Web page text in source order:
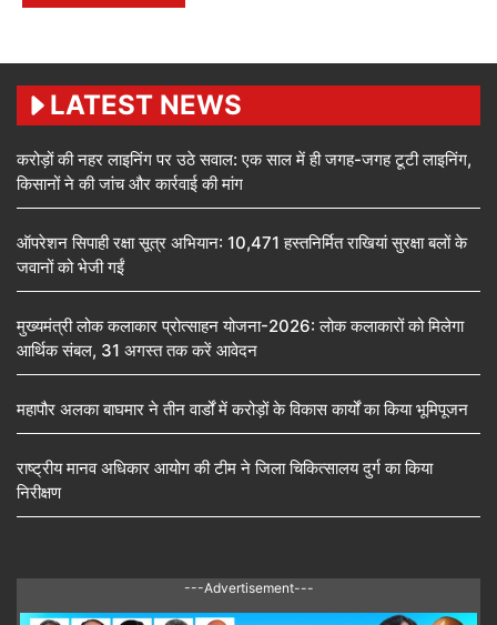
LATEST NEWS
करोड़ों की नहर लाइनिंग पर उठे सवाल: एक साल में ही जगह-जगह टूटी लाइनिंग,
किसानों ने की जांच और कार्रवाई की मांग
ऑपरेशन सिपाही रक्षा सूत्र अभियान: 10,471 हस्तनिर्मित राखियां सुरक्षा बलों के
जवानों को भेजी गईं
मुख्यमंत्री लोक कलाकार प्रोत्साहन योजना-2026: लोक कलाकारों को मिलेगा
आर्थिक संबल, 31 अगस्त तक करें आवेदन
महापौर अलका बाघमार ने तीन वार्डों में करोड़ों के विकास कार्यों का किया भूमिपूजन
राष्ट्रीय मानव अधिकार आयोग की टीम ने जिला चिकित्सालय दुर्ग का किया
निरीक्षण
---Advertisement---